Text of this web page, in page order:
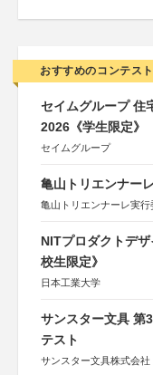
おすすめのコンテスト
セイムグループ 住
2026《学生限定》
セイムグループ
亀山トリエンナー
亀山トリエンナーレ実行
NITプロダクトデ
校生限定》
日本工業大学
サンスター文具 第
テスト
サンスター文具株式会社